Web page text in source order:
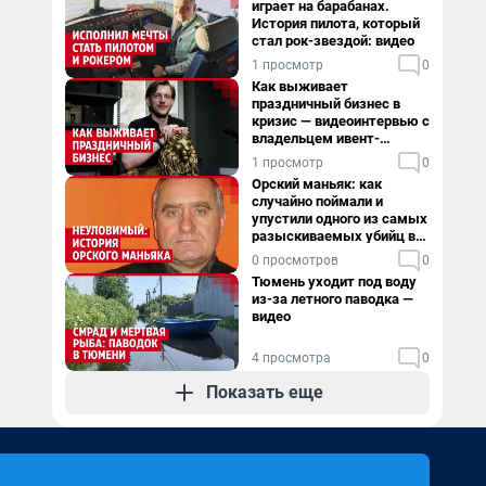
играет на барабанах.
История пилота, который
стал рок-звездой: видео
1 просмотр 0
Как выживает
праздничный бизнес в
кризис — видеоинтервью с
владельцем ивент-
агентства
1 просмотр 0
Орский маньяк: как
случайно поймали и
упустили одного из самых
разыскиваемых убийц в
России. Видео
0 просмотров 0
Тюмень уходит под воду
из-за летного паводка —
видео
4 просмотра 0
Показать еще